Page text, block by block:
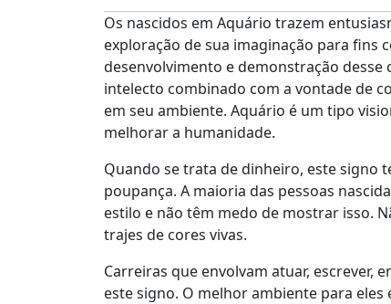
Os nascidos em Aquário trazem
exploração de sua imaginação para fins
desenvolvimento e demonstração
intelecto combinado com a vontade de
em seu ambiente. Aquário é um tipo
melhorar a humanidade.
Quando se trata de dinheiro, este
poupança. A maioria das pessoas
estilo e não têm medo de mostrar isso.
trajes de cores vivas.
Carreiras que envolvam atuar, escrever,
este signo. O melhor ambiente para